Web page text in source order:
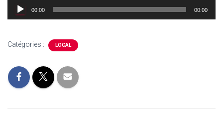
Lecteur
audio
00:00 00:00
Catégories : LOCAL